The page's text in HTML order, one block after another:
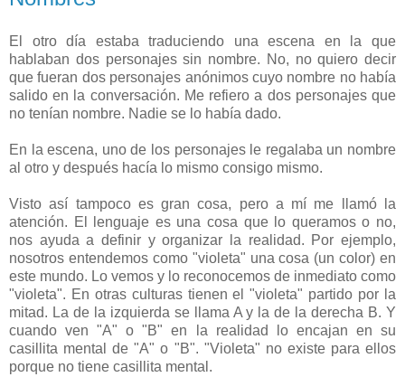
El otro día estaba traduciendo una escena en la que
hablaban dos personajes sin nombre. No, no quiero decir
que fueran dos personajes anónimos cuyo nombre no había
salido en la conversación. Me refiero a dos personajes que
no tenían nombre. Nadie se lo había dado.
En la escena, uno de los personajes le regalaba un nombre
al otro y después hacía lo mismo consigo mismo.
Visto así tampoco es gran cosa, pero a mí me llamó la
atención. El lenguaje es una cosa que lo queramos o no,
nos ayuda a definir y organizar la realidad. Por ejemplo,
nosotros entendemos como "violeta" una cosa (un color) en
este mundo. Lo vemos y lo reconocemos de inmediato como
"violeta". En otras culturas tienen el "violeta" partido por la
mitad. La de la izquierda se llama A y la de la derecha B. Y
cuando ven "A" o "B" en la realidad lo encajan en su
casillita mental de "A" o "B". "Violeta" no existe para ellos
porque no tiene casillita mental.